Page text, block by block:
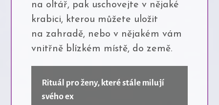
na oltář, pak uschovejte v nějaké
krabici, kterou můžete uložit
na zahradě, nebo v nějakém vám
vnitřně blízkém místě, do země.
Rituál pro ženy, které stále milují
svého ex